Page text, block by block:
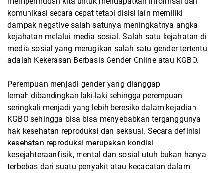
komunikasi secara cepat tetapi disisi lain memiliki
dampak negative salah satunya meningkatnya angka
kejahatan melalui media sosial. Salah satu kejahatan di
media sosial yang merugikan salah satu gender tertentu
adalah Kekerasan Berbasis Gender Online atau KGBO.
Perempuan menjadi gender yang dianggap
lemah dibandingkan laki-laki sehingga perempuan
seringkali menjadi yang lebih beresiko dalam kejadian
KGBO sehingga bisa bisa menyebabkan terganggunya
hak kesehatan reproduksi dan seksual. Secara definisi
kesehatan reproduksi merupakan kondisi
kesejahteraanfisik, mental dan sosial utuh bukan hanya
terbebas dari suatu penyakit atau kecacatan dalam